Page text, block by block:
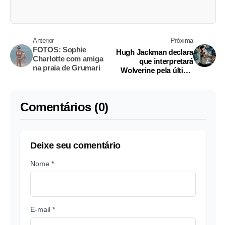
Anterior
FOTOS: Sophie
Charlotte com amiga
na praia de Grumari
Próxima
Hugh Jackman declara
que interpretará
Wolverine pela última
Comentários (0)
Deixe seu comentário
Nome *
E-mail *